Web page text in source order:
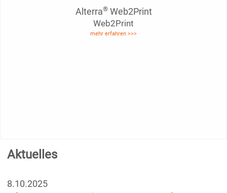
Alterra®Web2Print
Web2Print
mehr erfahren >>>
Aktuelles
8.10.2025